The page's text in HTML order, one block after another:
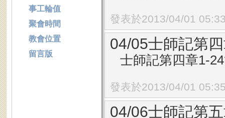
發表於2013/04/01
04/05士師記第
士師記第四章1-
發表於2013/04/01
04/06士師記第
事工輪值
聚會時間
教會位置
留言版